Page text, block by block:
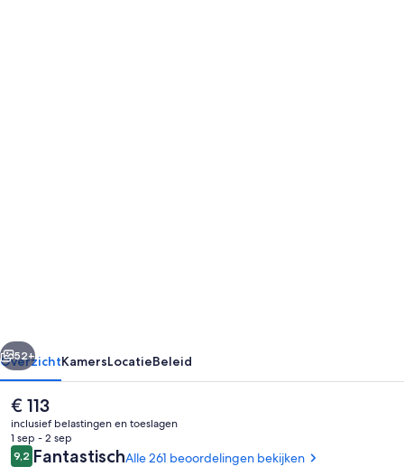
Volgende
52+
OverzichtKamersLocatieBeleid
De
huidige
prijs
is
€ 113
€ 113
inclusief belastingen en toeslagen
1 sep - 2 sep
Beoordelingen
9,29,2 op 10 –
FantastischAlle 261 beoordelingen bekijken